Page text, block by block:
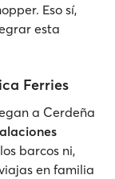
Eso sí,
esta
Ferries
a Cerdeña
barcos ni,
en familia